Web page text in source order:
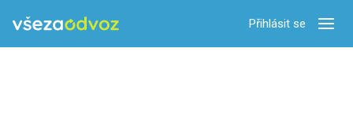
Přihlásit se